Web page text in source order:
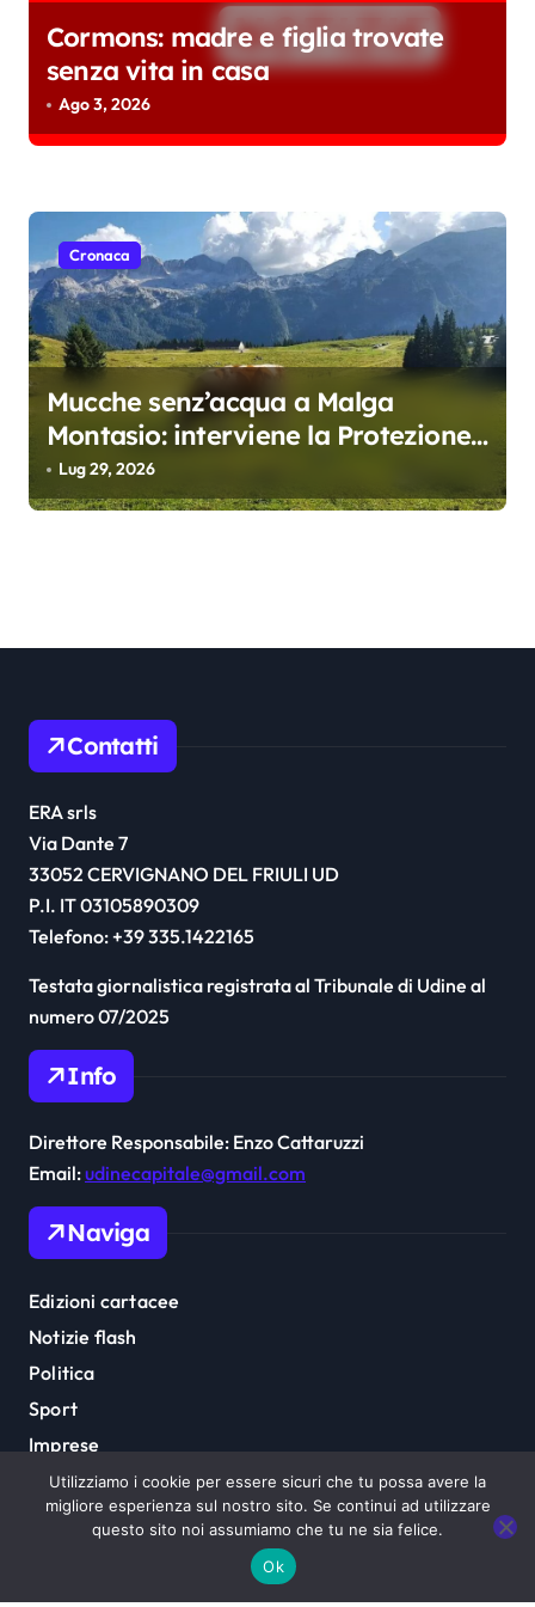
Cormons: madre e figlia trovate
senza vita in casa
Ago 3, 2026
Cronaca
Mucche senz’acqua a Malga
Montasio: interviene la Protezione
civile, trasportati 10 mila litri
Lug 29, 2026
Contatti
ERA srls
Via Dante 7
33052 CERVIGNANO DEL FRIULI UD
P.I. IT 03105890309
Telefono: +39 335.1422165
Testata giornalistica registrata al Tribunale di Udine al
numero 07/2025
Info
Direttore Responsabile: Enzo Cattaruzzi
Email:udinecapitale@gmail.com
Naviga
Edizioni cartacee
Notizie flash
Politica
Sport
Imprese
Cultura
Utilizziamo i cookie per essere sicuri che tu possa avere la
migliore esperienza sul nostro sito. Se continui ad utilizzare
questo sito noi assumiamo che tu ne sia felice.
Ok